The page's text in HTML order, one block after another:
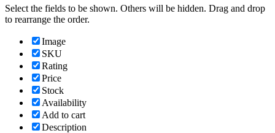
Select the fields to be shown. Others will be hidden. Drag and drop
to rearrange the order.
Image
SKU
Rating
Price
Stock
Availability
Add to cart
Description